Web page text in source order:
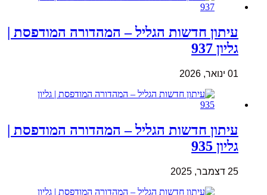
עיתון חדשות הגליל – המהדורה המודפסת |
גליון 937
01 ינואר, 2026
עיתון חדשות הגליל – המהדורה המודפסת |
גליון 935
25 דצמבר, 2025